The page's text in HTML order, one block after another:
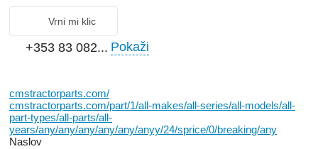
Vrni mi klic
+353 83 082... Pokaži
cmstractorparts.com/
cmstractorparts.com/part/1/all-makes/all-series/all-models/all-
part-types/all-parts/all-
years/any/any/any/any/any/anyy/24/sprice/0/breaking/any
Naslov